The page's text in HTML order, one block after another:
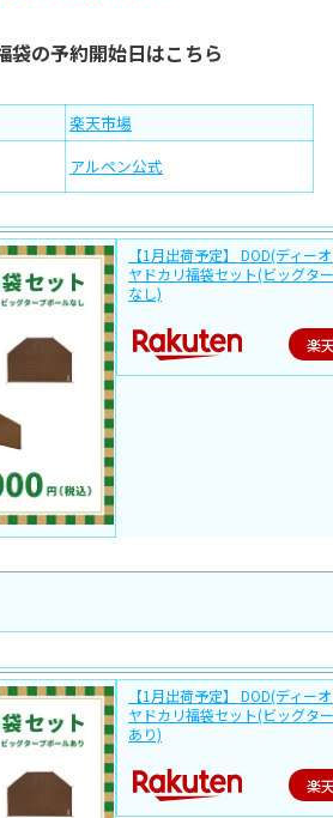
の予約開始日はこちら
楽天市場
アルペン公式
【1月出荷予定】 DOD(ディー
ヤドカリ福袋セット(ビッグタ
なし)
楽
【1月出荷予定】 DOD(ディー
ヤドカリ福袋セット(ビッグタ
あり)
楽